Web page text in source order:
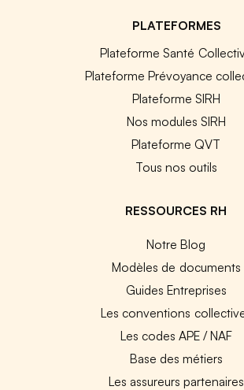
PLATEFORMES
Plateforme Santé
Plateforme Prévoyance
Plateforme SIRH
Nos modules SIRH
Plateforme QVT
Tous nos outils
RESSOURCES RH
Notre Blog
Modèles de documents
Guides Entreprises
Les conventions
Les codes APE / NAF
Base des métiers
Les assureurs partenaires